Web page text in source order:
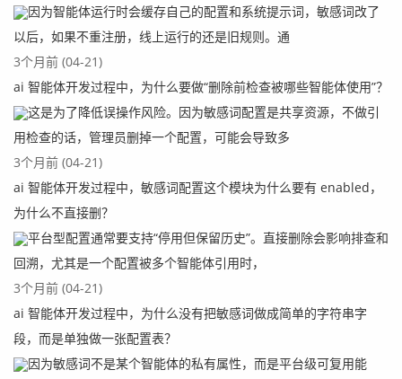
下面列举个使用hash创建分区的案例：
CREATE TABLE product (
id INT NOT NULL,
product_name VARCHAR(64),
product_type INT
)
PARTITION BY HASH(id)
PARTITIONS 4;
使用hash创建分区的时候比较简单，指定一个需要hash的字
段，再指定想要的分区数量即可。
以上就是我们常用的在mysql中使用分区表的常用案例。
备注：
因为智能体运行时会缓存自己的配置和系统提示词，敏感词改了
以后，如果不重注册，线上运行的还是旧规则。通
3个月前 (04-21)
ai 智能体开发过程中，为什么要做“删除前检查被哪些智能体使用”？
这是为了降低误操作风险。因为敏感词配置是共享资源，不做引
用检查的话，管理员删掉一个配置，可能会导致多
3个月前 (04-21)
ai 智能体开发过程中，敏感词配置这个模块为什么要有 enabled，
为什么不直接删？
平台型配置通常要支持“停用但保留历史”。直接删除会影响排查和
回溯，尤其是一个配置被多个智能体引用时，
3个月前 (04-21)
ai 智能体开发过程中，为什么没有把敏感词做成简单的字符串字
段，而是单独做一张配置表？
因为敏感词不是某个智能体的私有属性，而是平台级可复用能